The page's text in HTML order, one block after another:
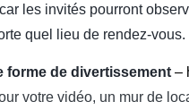
les invités pourront
quel lieu de rendez-vous.
forme de divertissement –
votre vidéo, un mur de